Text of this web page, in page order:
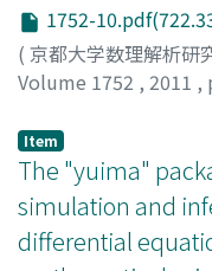
1752-
( 京都大学数理解析研
Volume 1752 , 2011 ,
Item
The "yuima"
simulation and
differential